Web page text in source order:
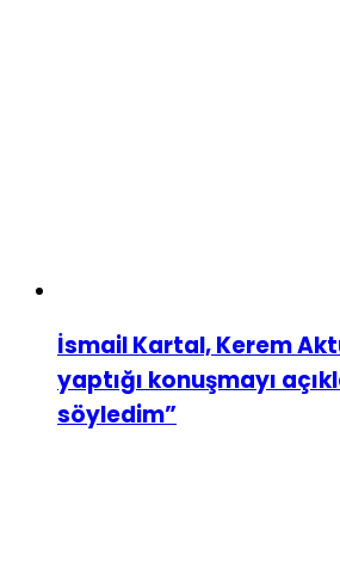
İsmail Kartal, Kerem
yaptığı konuşmayı
söyledim”